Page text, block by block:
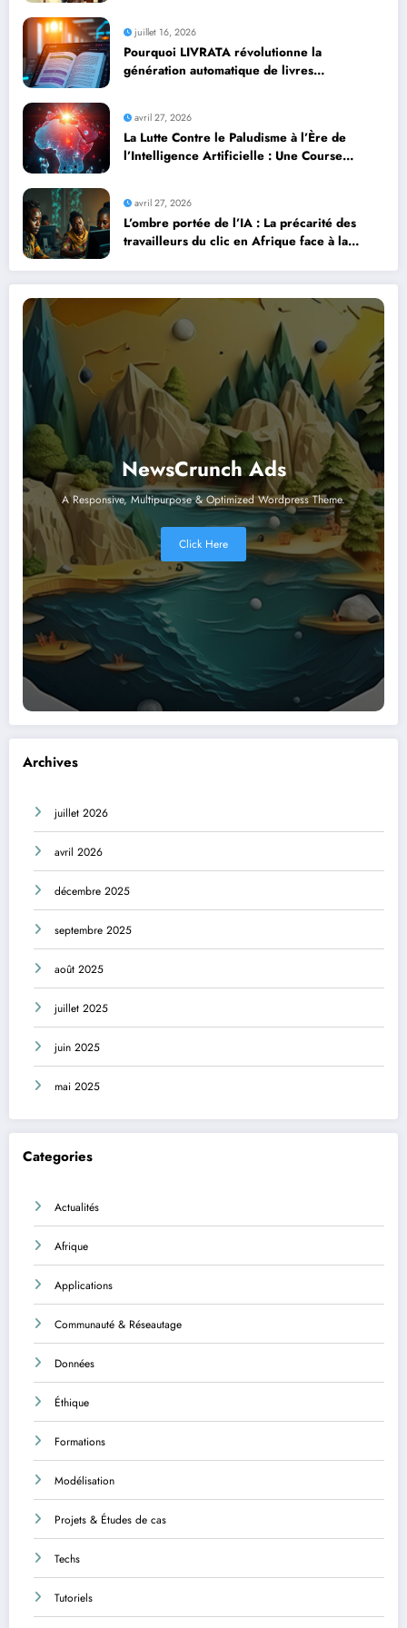
juillet 16, 2026
Pourquoi LIVRATA révolutionne la
génération automatique de livres
avril 27, 2026
La Lutte Contre le Paludisme à l’Ère de
l’Intelligence Artificielle : Une Course
avril 27, 2026
L’ombre portée de l’IA : La précarité des
travailleurs du clic en Afrique face à la
NewsCrunch Ads
A Responsive, Multipurpose & Optimized Wordpress Theme.
Click Here
Archives
juillet 2026
avril 2026
décembre 2025
septembre 2025
août 2025
juillet 2025
juin 2025
mai 2025
Categories
Actualités
Afrique
Applications
Communauté & Réseautage
Données
Éthique
Formations
Modélisation
Projets & Études de cas
Techs
Tutoriels